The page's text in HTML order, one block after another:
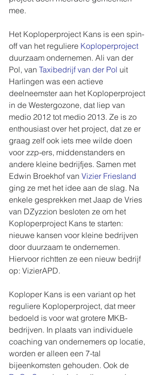
mee.
Het Koploperproject Kans is een spin-
off van het reguliere Koploperproject
duurzaam ondernemen. Ali van der
Pol, van Taxibedrijf van der Pol uit
Harlingen was een actieve
deelneemster aan het Koploperproject
in de Westergozone, dat liep van
medio 2012 tot medio 2013. Ze is zo
enthousiast over het project, dat ze er
graag zelf ook iets mee wilde doen
voor zzp-ers, middenstanders en
andere kleine bedrijfjes. Samen met
Edwin Broekhof van Vizier Friesland
ging ze met het idee aan de slag. Na
enkele gesprekken met Jaap de Vries
van DZyzzion besloten ze om het
Koploperproject Kans te starten:
nieuwe kansen voor kleine bedrijven
door duurzaam te ondernemen.
Hiervoor richtten ze een nieuw bedrijf
op: VizierAPD.
Koploper Kans is een variant op het
reguliere Koploperproject, dat meer
bedoeld is voor wat grotere MKB-
bedrijven. In plaats van individuele
coaching van ondernemers op locatie,
worden er alleen een 7-tal
bijeenkomsten gehouden. Ook de